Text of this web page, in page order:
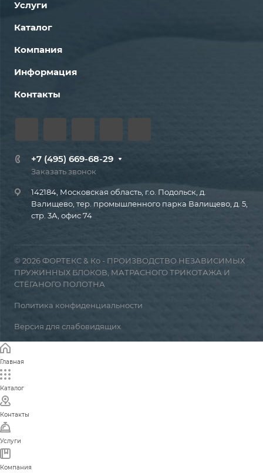
Услуги
Каталог
Компания
Информация
Контакты
+7 (495) 669-68-29
Заказать звонок
142184, Московская область, г.о. Подольск, д.
Валищево, тер. промышленного парка Валищево, д. 5,
стр. 3А, офис 74
© 2026 ФОРТЕКС & Ко - ПРОИЗВОДСТВО НЕЗАВИСИМЫХ
ПРУЖИННЫХ БЛОКОВ, МАТРАСНОГО ТРИКОТАЖА И
СТЁГАНОГО ПОЛОТНА
Политика конфиденциальности
Версия для слабовидящих
Главная
Каталог
Контакты
Услуги
Компания